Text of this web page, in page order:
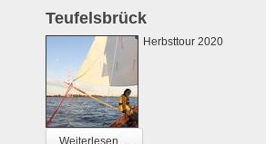
Teufelsbrück
Herbsttour 2020
Weiterlesen ...